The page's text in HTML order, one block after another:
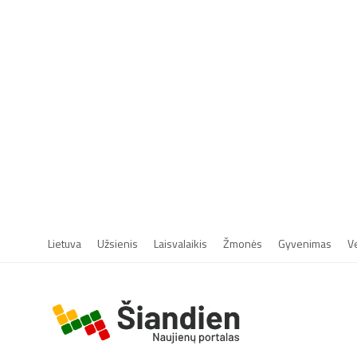
Lietuva Užsienis Laisvalaikis Žmonės Gyvenimas
r